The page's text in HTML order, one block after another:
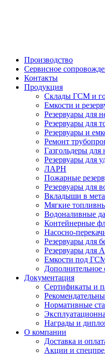
Производство
Сервисное
Контакты
Продукция
Склады ГСМ и
Емкости и
Резервуары для
Резервуары для
Резервуары и
Ремонт
Газгольдеры для
Резервуары для
ЛАРН
Пожарные
Резервуары для
Вкладыши в
Мягкие
Водоналивные
Контейнерные
Насосно-
Резервуары для
Резервуары для
Емкости под
Дополнительное
Документация
Сертификаты и
Нормативные
Награды и
О компании
Доставка и
Акции и